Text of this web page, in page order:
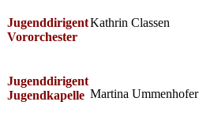
Jugenddirigent
Vororchester
Kathrin Classen
Jugenddirigent
Jugendkapelle Martina Ummenhofer